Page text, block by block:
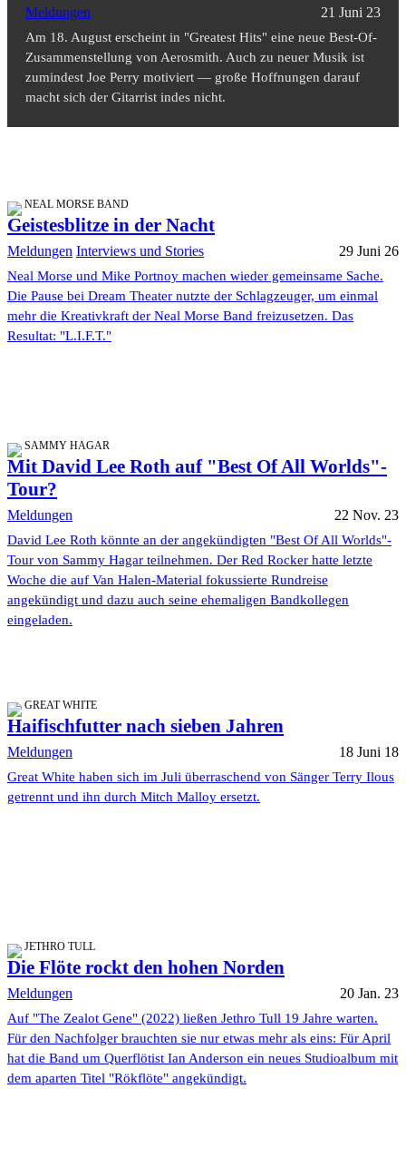
Meldungen 21 Juni 23
Am 18. August erscheint in "Greatest Hits" eine neue Best-Of-
Zusammenstellung von Aerosmith. Auch zu neuer Musik ist
zumindest Joe Perry motiviert — große Hoffnungen darauf
macht sich der Gitarrist indes nicht.
NEAL MORSE BAND
Geistesblitze in der Nacht
Meldungen Interviews und Stories 29 Juni 26
Neal Morse und Mike Portnoy machen wieder gemeinsame Sache.
Die Pause bei Dream Theater nutzte der Schlagzeuger, um einmal
mehr die Kreativkraft der Neal Morse Band freizusetzen. Das
Resultat: "L.I.F.T."
SAMMY HAGAR
Mit David Lee Roth auf "Best Of All Worlds"-
Tour?
Meldungen 22 Nov. 23
David Lee Roth könnte an der angekündigten "Best Of All Worlds"-
Tour von Sammy Hagar teilnehmen. Der Red Rocker hatte letzte
Woche die auf Van Halen-Material fokussierte Rundreise
angekündigt und dazu auch seine ehemaligen Bandkollegen
eingeladen.
GREAT WHITE
Haifischfutter nach sieben Jahren
Meldungen 18 Juni 18
Great White haben sich im Juli überraschend von Sänger Terry Ilous
getrennt und ihn durch Mitch Malloy ersetzt.
JETHRO TULL
Die Flöte rockt den hohen Norden
Meldungen 20 Jan. 23
Auf "The Zealot Gene" (2022) ließen Jethro Tull 19 Jahre warten.
Für den Nachfolger brauchten sie nur etwas mehr als eins: Für April
hat die Band um Querflötist Ian Anderson ein neues Studioalbum mit
dem aparten Titel "Rökflöte" angekündigt.